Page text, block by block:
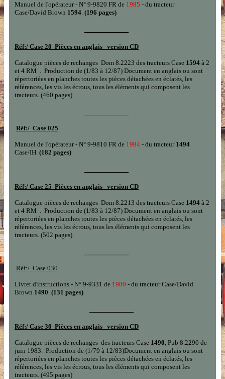
Manuel de l'opérateur - N° 9-9820 FR de 1985 - du tracteur
Case/David Brown 1594. (196 pages)
Réf:/ Case 20 Pièces en anglais version CD
Catalogue pièces de rechanges Dom 8.2223 des tracteurs Case 1594 à 2
et 4 RM . Production de (1/83 à 12/87) Document en anglais ou sont
répertoriées en planches toutes les pièces détachées en éclatés, les
références, les vis les écrous, tous les éléments qui composent les
tracteurs. (460 pages)
Réf:/ Case 025
Manuel de l'opérateur - N° 9-9810 FR de 1984 - du tracteur 1494
Case/IH. (182 pages)
Réf:/ Case 25 Pièces en anglais version CD
Catalogue pièces de rechanges Dom 8.2213 des tracteurs Case 1494 à 2
et 4 RM . Production de (1/83 à 12/87) Document en anglais ou sont
répertoriées en planches toutes les pièces détachées en éclatés, les
références, les vis les écrous, tous les éléments qui composent les
tracteurs. (502 pages)
Réf:/ Case 030
Livret d'instructions - N° 9-9331 de 1980 - du tracteur Case/David
Brown 1490. (131 pages)
Réf:/ Case 30 Pièces en anglais version CD
Catalogue pièces de rechanges des tracteurs Case 1490, Pub 8.2290 de
juin 1983. Production de (1/79 à 12/83)Document en anglais ou sont
répertoriées en planches toutes les pièces détachées en éclatés, les
références, les vis les écrous, tous les éléments qui composent les
tracteurs. (495 pages)